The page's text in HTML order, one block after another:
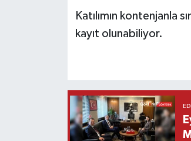
Katılımın kontenjanla
kayıt olunabiliyor.